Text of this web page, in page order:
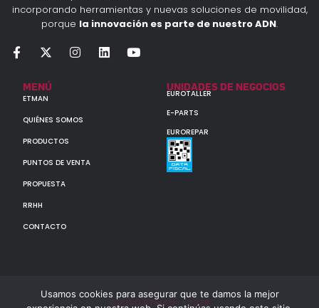
incorporando herramientas y nuevas soluciones de movilidad,
porque la innovación es parte de nuestro ADN.
MENÚ
ETMAN
QUIÉNES SOMOS
PRODUCTOS
PUNTOS DE VENTA
PROPUESTA
RRHH
CONTACTO
UNIDADES DE NEGOCIOS
EUROTALLER
E-PARTS
EUROREPAR
GRUPO ETMAN : : 2026
Usamos cookies para asegurar que te damos la mejor